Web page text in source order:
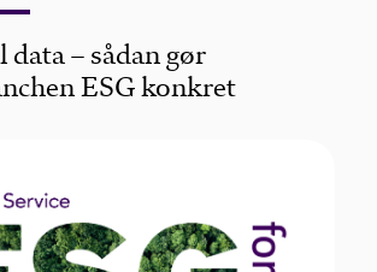
– sådan gør
ESG konkret